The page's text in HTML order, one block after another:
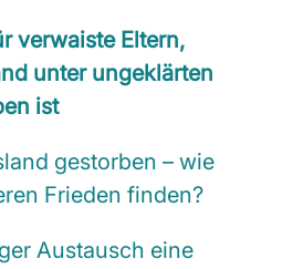
verwaiste Eltern,
unter ungeklärten
ist
gestorben – wie
Frieden finden?
Austausch eine